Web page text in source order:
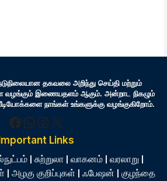
தகவலை அறிந்து செய்தி மற்றும்
வழங்கும் இணையதளம் ஆகும். அன்றாட நிகழும்
நாங்கள் உங்களுக்கு வழங்குகிறோம்.
Facebook
WhatsApp
Instagram
X
Important Links
| சுற்றுலா| வாகனம்| வரலாறு |
| அழகு குறிப்புகள் | ஃபேஷன் | குழந்தை